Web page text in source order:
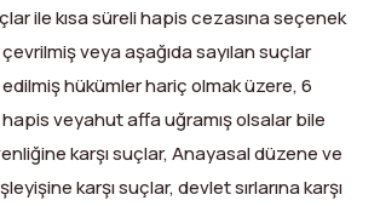
ile kısa süreli hapis cezasına seçenek
çevrilmiş veya aşağıda sayılan suçlar
edilmiş hükümler hariç olmak üzere, 6
veyahut affa uğramış olsalar bile
karşı suçlar, Anayasal düzene ve
karşı suçlar, devlet sırlarına karşı